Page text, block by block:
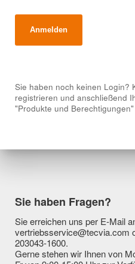
Sie haben noch keinen Login?
registrieren und anschließend
"Produkte und
Sie haben Fragen?
Sie erreichen uns per E-Mail
vertriebsservice@tecvia.com
203043-1600.
Gerne stehen wir Ihnen von